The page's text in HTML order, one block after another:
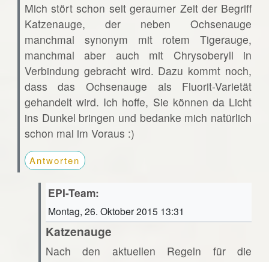
Mich stört schon seit geraumer Zeit der Begriff
Katzenauge, der neben Ochsenauge
manchmal synonym mit rotem Tigerauge,
manchmal aber auch mit Chrysoberyll in
Verbindung gebracht wird. Dazu kommt noch,
dass das Ochsenauge als Fluorit-Varietät
gehandelt wird. Ich hoffe, Sie können da Licht
ins Dunkel bringen und bedanke mich natürlich
schon mal im Voraus :)
Antworten
EPI-Team:
Montag, 26. Oktober 2015 13:31
Katzenauge
Nach den aktuellen Regeln für die